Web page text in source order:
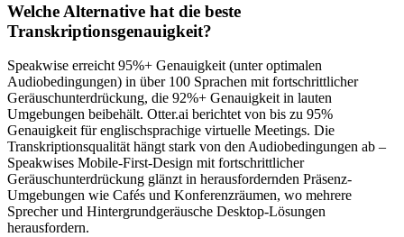
Welche Alternative hat die beste
Transkriptionsgenauigkeit?
Speakwise erreicht 95%+ Genauigkeit (unter optimalen
Audiobedingungen) in über 100 Sprachen mit fortschrittlicher
Geräuschunterdrückung, die 92%+ Genauigkeit in lauten
Umgebungen beibehält. Otter.ai berichtet von bis zu 95%
Genauigkeit für englischsprachige virtuelle Meetings. Die
Transkriptionsqualität hängt stark von den Audiobedingungen ab –
Speakwises Mobile-First-Design mit fortschrittlicher
Geräuschunterdrückung glänzt in herausfordernden Präsenz-
Umgebungen wie Cafés und Konferenzräumen, wo mehrere
Sprecher und Hintergrundgeräusche Desktop-Lösungen
herausfordern.